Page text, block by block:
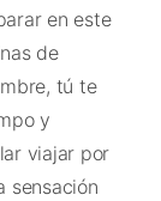
en este
de
tú te
y
viajar por
sensación